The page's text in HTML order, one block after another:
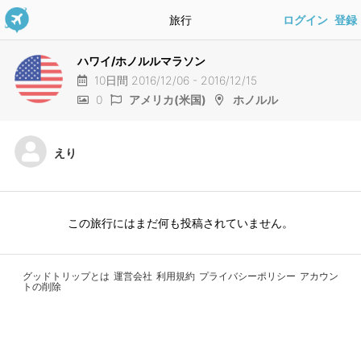
旅行 ログイン 登録
ハワイ/ホノルルマラソン
10日間 2016/12/06 - 2016/12/15
0
アメリカ(米国) ホノルル
えり
この旅行にはまだ何も投稿されていません。
グッドトリップとは 運営会社 利用規約 プライバシーポリシー アカウン
トの削除